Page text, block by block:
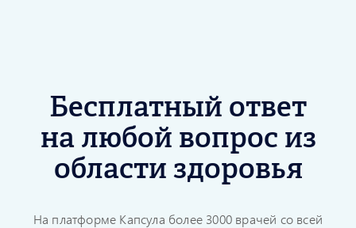
Бесплатный ответ
на любой вопрос из
области здоровья
На платформе Капсула более 3000 врачей со всей